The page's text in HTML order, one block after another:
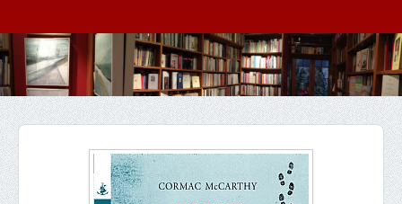
Εκδηλώσεις
Επικοινωνία